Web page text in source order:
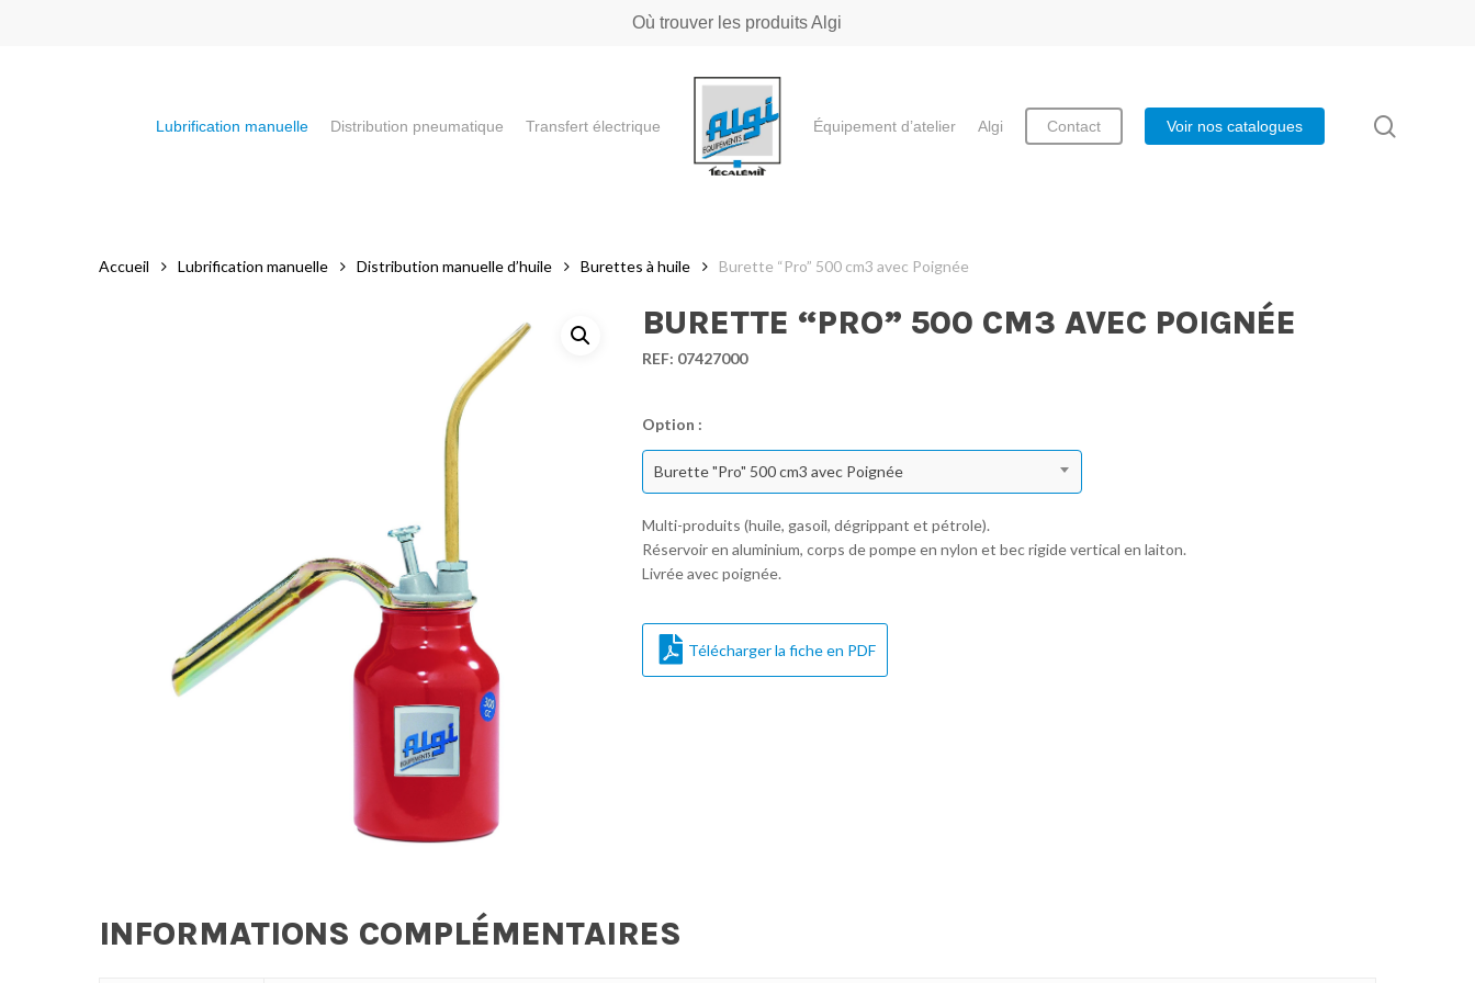
Où trouver les produits Algi
Lubrification manuelle Distribution pneumatique Transfert électrique Équipement d’atelier Algi Contact Voir nos catalogues
Accueil Lubrification manuelle Distribution manuelle d’huile Burettes à huile Burette “Pro” 500 cm3 avec Poignée
BURETTE “PRO” 500 CM3 AVEC POIGNÉE
REF: 07427000
Option :
Burette "Pro" 500 cm3 avec Poignée
Multi-produits (huile, gasoil, dégrippant et pétrole).
Réservoir en aluminium, corps de pompe en nylon et bec rigide vertical en laiton.
Livrée avec poignée.
Télécharger la fiche en PDF
INFORMATIONS COMPLÉMENTAIRES